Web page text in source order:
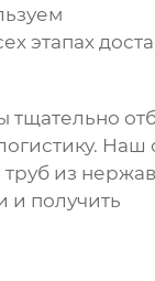
этапах
тщательно
Наш
труб из
и получить